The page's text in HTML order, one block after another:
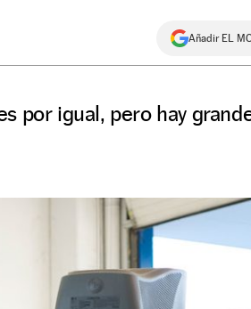
Añadir EL
por igual, pero hay